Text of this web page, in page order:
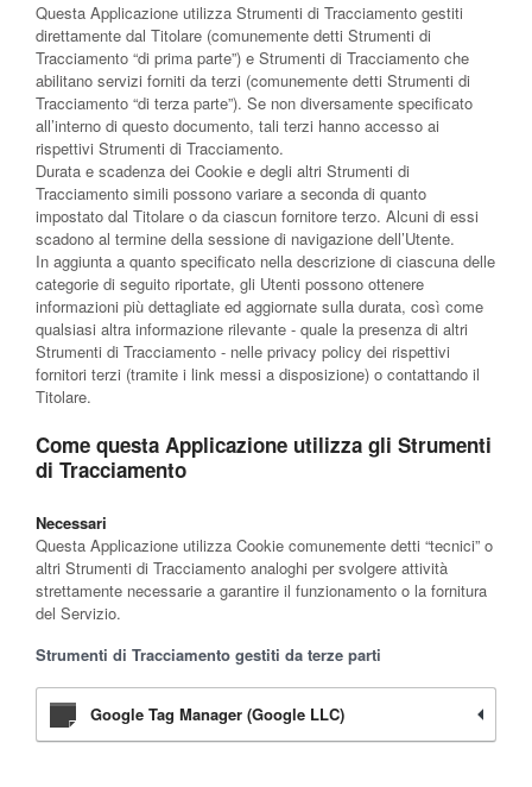
Questa Applicazione utilizza Strumenti di Tracciamento gestiti
direttamente dal Titolare (comunemente detti Strumenti di
Tracciamento “di prima parte”) e Strumenti di Tracciamento che
abilitano servizi forniti da terzi (comunemente detti Strumenti di
Tracciamento “di terza parte”). Se non diversamente specificato
all’interno di questo documento, tali terzi hanno accesso ai
rispettivi Strumenti di Tracciamento.
Durata e scadenza dei Cookie e degli altri Strumenti di
Tracciamento simili possono variare a seconda di quanto
impostato dal Titolare o da ciascun fornitore terzo. Alcuni di essi
scadono al termine della sessione di navigazione dell’Utente.
In aggiunta a quanto specificato nella descrizione di ciascuna delle
categorie di seguito riportate, gli Utenti possono ottenere
informazioni più dettagliate ed aggiornate sulla durata, così come
qualsiasi altra informazione rilevante - quale la presenza di altri
Strumenti di Tracciamento - nelle privacy policy dei rispettivi
fornitori terzi (tramite i link messi a disposizione) o contattando il
Titolare.
Come questa Applicazione utilizza gli Strumenti
di Tracciamento
Necessari
Questa Applicazione utilizza Cookie comunemente detti “tecnici” o
altri Strumenti di Tracciamento analoghi per svolgere attività
strettamente necessarie a garantire il funzionamento o la fornitura
del Servizio.
Strumenti di Tracciamento gestiti da terze parti
Google Tag Manager (Google LLC)